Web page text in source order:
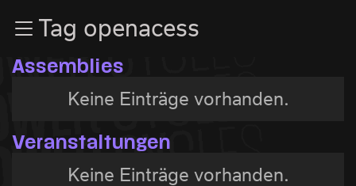
Zum InhaltTag openacess
Assemblies
Keine Einträge vorhanden.
Veranstaltungen
Keine Einträge vorhanden.